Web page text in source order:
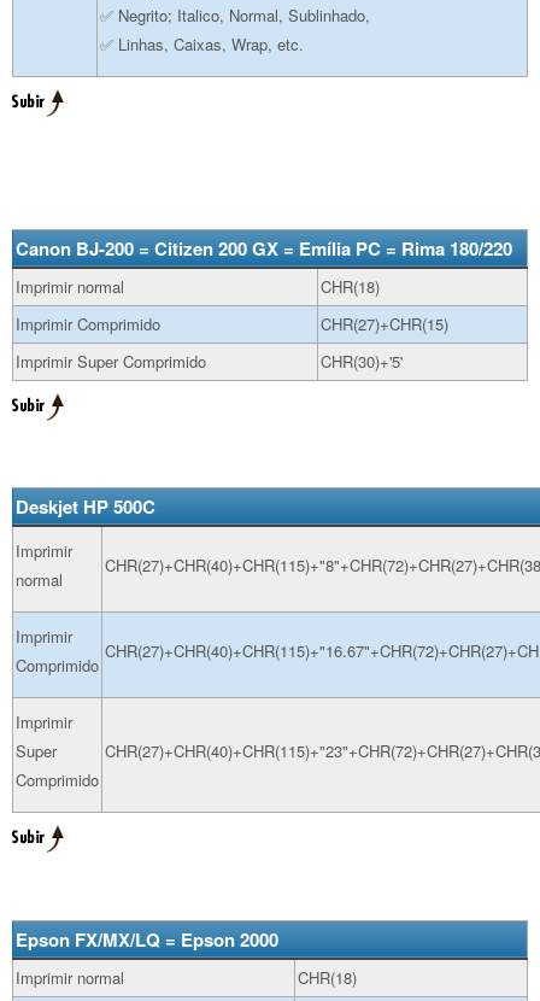
✅ Negrito; Italico, Normal, Sublinhado,
✅ Linhas, Caixas, Wrap, etc.
Canon BJ-200 = Citizen 200 GX = Emília PC = Rima 180/220
Imprimir normal
CHR(18)
Imprimir Comprimido
CHR(27)+CHR(15)
Imprimir Super Comprimido
CHR(30)+'5'
Deskjet HP 500C
Imprimir
normal
Imprimir
Comprimido
Imprimir
Super
Comprimido
Epson FX/MX/LQ = Epson 2000
Imprimir normal
CHR(18)